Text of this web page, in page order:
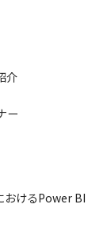
介
ー
おけるPower BI